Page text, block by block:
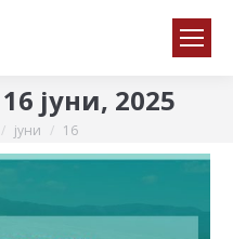
16 јуни, 2025
јуни 16